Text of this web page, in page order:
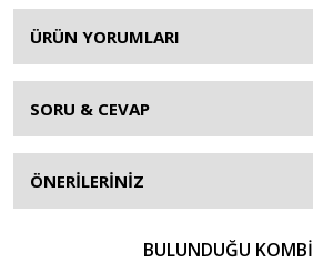
ÜRÜN YORUMLARI
SORU & CEVAP
ÖNERİLERİNİZ
BULUNDUĞU